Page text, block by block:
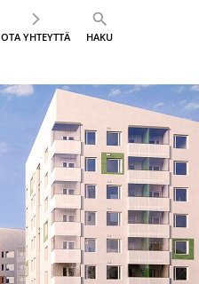
OTA YHTEYTTÄ HAKU